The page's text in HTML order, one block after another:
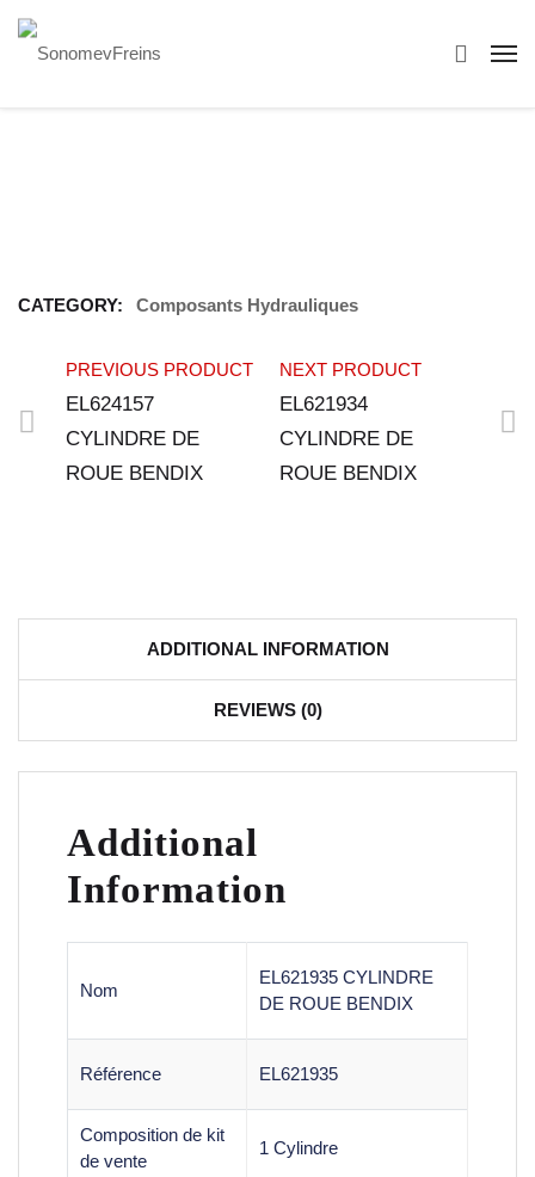
CATEGORY: Composants Hydrauliques
PREVIOUS PRODUCT
EL624157
CYLINDRE DE
ROUE BENDIX
NEXT PRODUCT
EL621934
CYLINDRE DE
ROUE BENDIX
ADDITIONAL INFORMATION
REVIEWS (0)
Additional
Information
Nom
EL621935 CYLINDRE
DE ROUE BENDIX
Référence EL621935
Composition de kit
de vente
1 Cylindre